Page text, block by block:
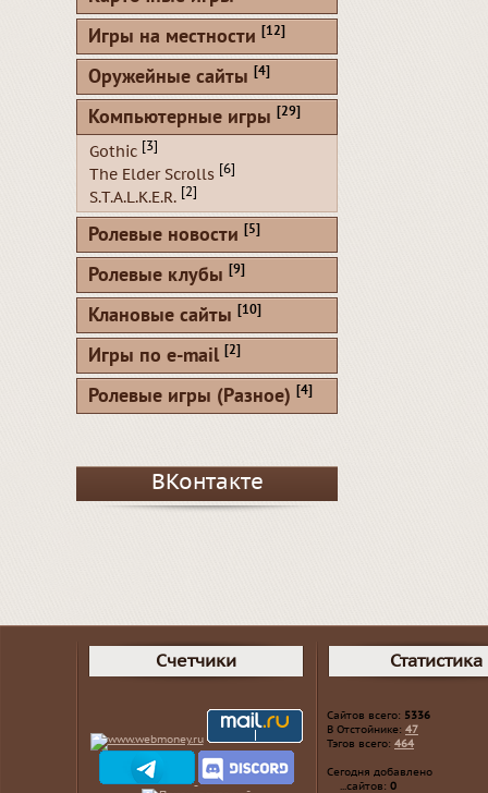
Игры на местности [12]
Оружейные сайты [4]
Компьютерные игры [29]
Gothic [3]
The Elder Scrolls [6]
S.T.A.L.K.E.R. [2]
Ролевые новости [5]
Ролевые клубы [9]
Клановые сайты [10]
Игры по e-mail [2]
Ролевые игры (Разное) [4]
ВКонтакте
Счетчики Статистика
Сайтов всего: 5336
В Отстойнике: 47
Тэгов всего: 464
Сегодня добавлено
...сайтов: 0